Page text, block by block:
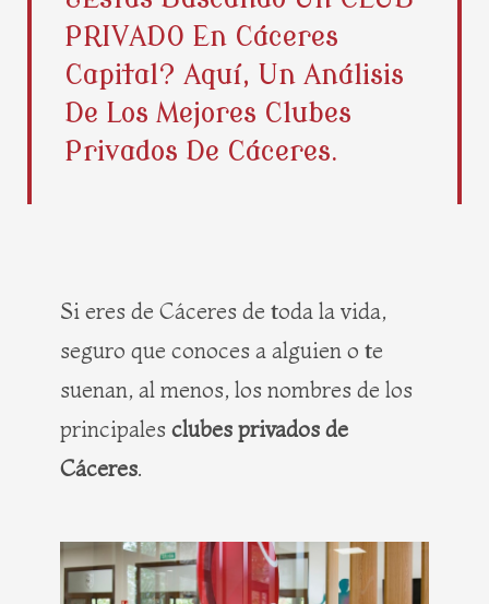
b
o
o
k
i
t
t
e
r
e
r
e
s
t
a
r
m
PRIVADO En Cáceres
Capital? Aquí, Un Análisis
De Los Mejores Clubes
Privados De Cáceres.
Si eres de Cáceres de toda la vida,
seguro que conoces a alguien o te
suenan, al menos, los nombres de los
principales clubes privados de
Cáceres.